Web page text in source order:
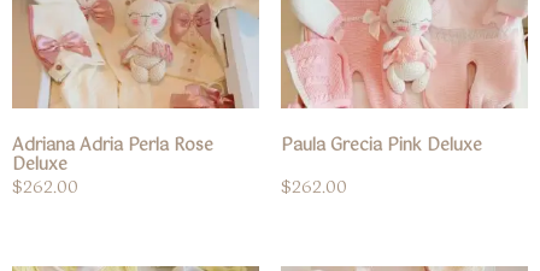
Adriana Adria Perla Rose
Deluxe
$262.00
Paula Grecia Pink Deluxe
$262.00